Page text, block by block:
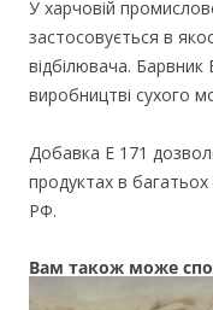
У харчовій
застосовується в
відбілювача.
виробництві сухого
Добавка E 171
продуктах в багатьох
РФ.
Вам також може